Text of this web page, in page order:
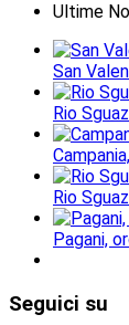
Ultime
San
Rio
Rio
Pagani,
Seguici su